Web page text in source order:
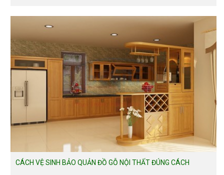
CÁCH VỆ SINH BẢO QUẢN ĐỒ GỖ NỘI THẤT ĐÚNG CÁCH